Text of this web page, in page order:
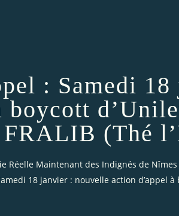
: Samedi
boycott
FRALIB (Thé
Réelle Maintenant des Indignés de Nîmes
18 janvier : nouvelle action d’appel